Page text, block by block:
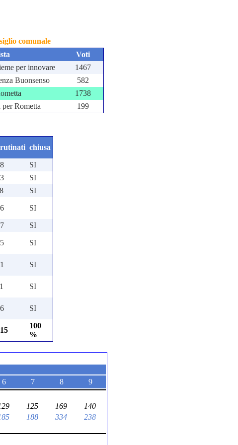
comunale
Voti
per innovare
1467
Buonsenso
582
1738
Rometta 199
chiusa
SI
SI
SI
SI
SI
SI
SI
SI
SI
100
%
6 7 8 9
125
188
169
334
140
238